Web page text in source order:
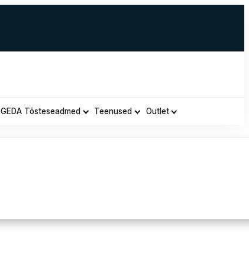
GEDA Tõsteseadmed Teenused Outlet